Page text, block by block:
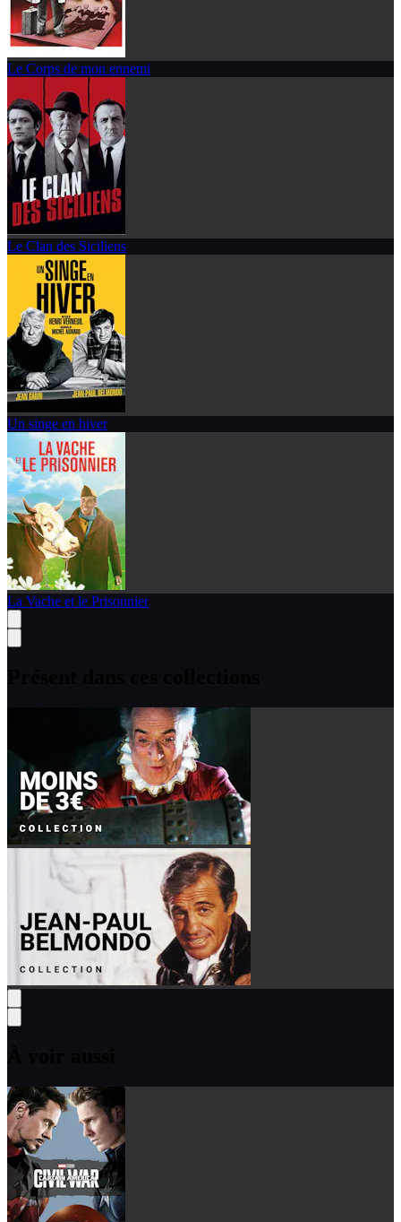
Le Corps de mon ennemi
Le Clan des Siciliens
Un singe en hiver
La Vache et le Prisonnier